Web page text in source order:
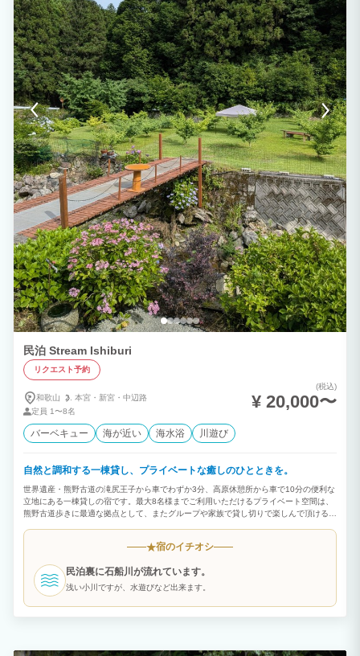
民泊 Stream Ishiburi
リクエスト予約
和歌山 本宮・ 新宮・ 中辺路
定員 1〜8名
(税込)
¥ 20,000〜
バーベキュー 海が近い 海水浴 川遊び
自然と調和する一棟貸し、プライベートな癒しのひとときを。
世界遺産・熊野古道の滝尻王子から車でわずか3分、高原休憩所から車で10分の便利な
立地にある一棟貸しの宿です。最大8名様までご利用いただけるプライベート空間は、
熊野古道歩きに最適な拠点として、またグループや家族で貸し切りで楽しんで頂ける宿
たりとした時間をお過ごしください。 グループ旅行やファミリー旅行に最適なプライ
★宿のイチオシ
民泊裏に石船川が流れています。
浅い小川ですが、水遊びなど出来ます。